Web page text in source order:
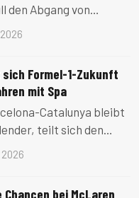
den Abgang von
Skinner verkraften.
war
Formel-1-Zukunft
mit Spa
Catalunya bleibt
teilt sich den
Spa-
Rennen wird in
2026
bei McLaren